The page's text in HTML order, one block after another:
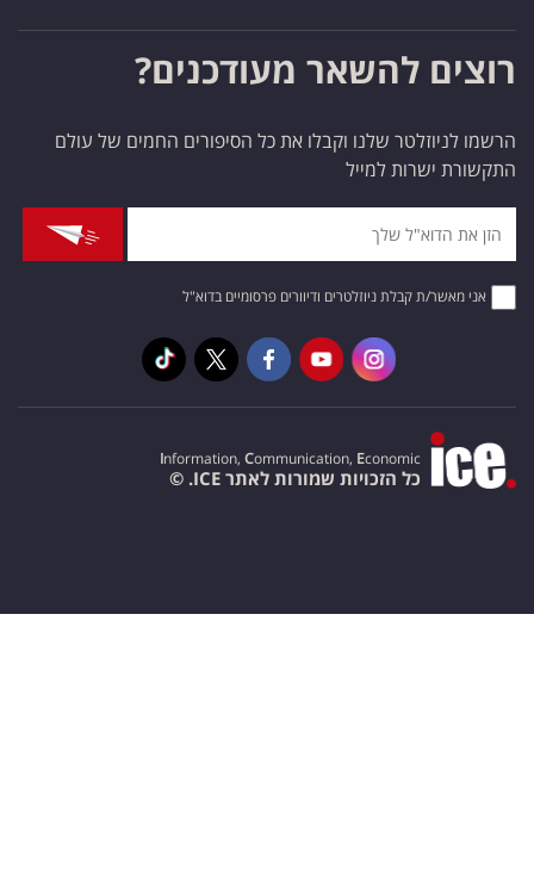
רוצים להשאר מעודכנים?
הרשמו לניוזלטר שלנו וקבלו את כל הסיפורים החמים של עולם
התקשורת ישרות למייל
אני מאשר/ת קבלת ניוזלטרים ודיוורים פרסומיים בדוא"ל
Information, Communication, Economic
כל הזכויות שמורות לאתר ICE. ©